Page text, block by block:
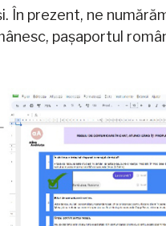
prezent, ne
pașaportul